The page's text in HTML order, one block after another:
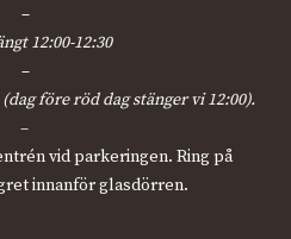
–
12:00-12:30
–
före röd dag stänger vi 12:00).
–
vid parkeringen. Ring på
innanför glasdörren.